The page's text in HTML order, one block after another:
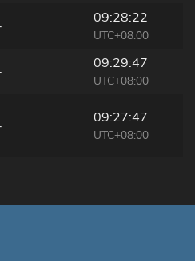
09:28:22
UTC+08:00
09:29:47
UTC+08:00
09:27:47
UTC+08:00